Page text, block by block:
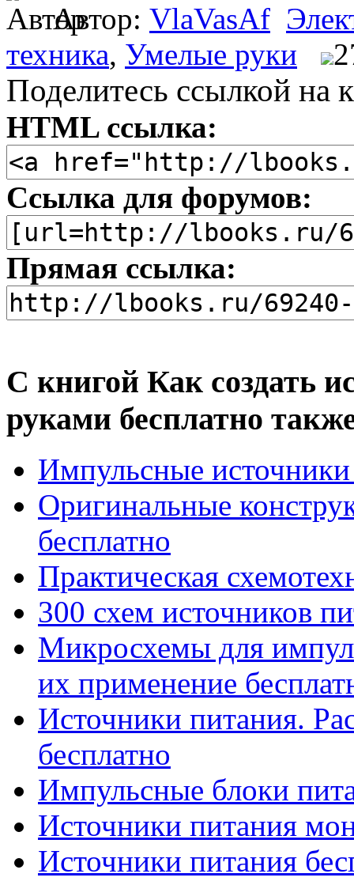
Автор: VlaVasAf
техника, Умелые руки
Поделитесь ссылкой на
HTML ссылка:
Ссылка для форумов:
Прямая ссылка:
С книгой Как создать
руками бесплатно
Импульсные
Оригинальные
бесплатно
Практическая
300 схем источников
Микросхемы для
их применение
Источники питания.
бесплатно
Импульсные блоки
Источники питания
Источники питания